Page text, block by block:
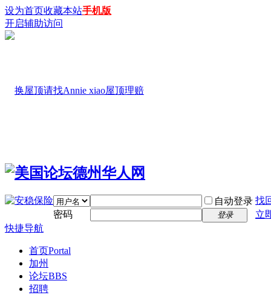
设为首页收藏本站手机版
开启辅助访问
自动登录 找
密码
登录
立
快捷导航
首页Portal
加州
论坛BBS
招聘